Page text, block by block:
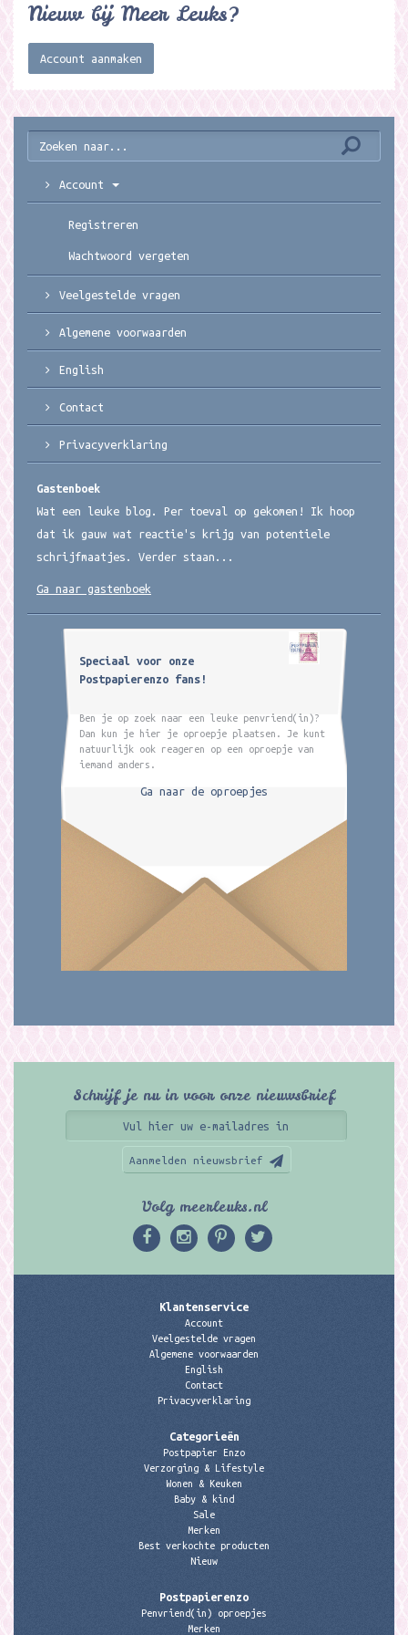
Nieuw bij Meer Leuks?
Account aanmaken
Account
Registreren
Wachtwoord vergeten
Veelgestelde vragen
Algemene voorwaarden
English
Contact
Privacyverklaring
Gastenboek
Wat een leuke blog. Per toeval op gekomen! Ik hoop
dat ik gauw wat reactie's krijg van potentiele
schrijfmaatjes. Verder staan...
Ga naar gastenboek
Speciaal voor onze
Postpapierenzo fans!
Ben je op zoek naar een leuke penvriend(in)?
Dan kun je hier je oproepje plaatsen. Je kunt
natuurlijk ook reageren op een oproepje van
iemand anders.
Ga naar de oproepjes
Schrijf je nu in voor onze nieuwsbrief
Aanmelden nieuwsbrief
Volg meerleuks.nl
Klantenservice
Account
Veelgestelde vragen
Algemene voorwaarden
English
Contact
Privacyverklaring
Categorieën
Postpapier Enzo
Verzorging & Lifestyle
Wonen & Keuken
Baby & kind
Sale
Merken
Best verkochte producten
Nieuw
Postpapierenzo
Penvriend(in) oproepjes
Merken